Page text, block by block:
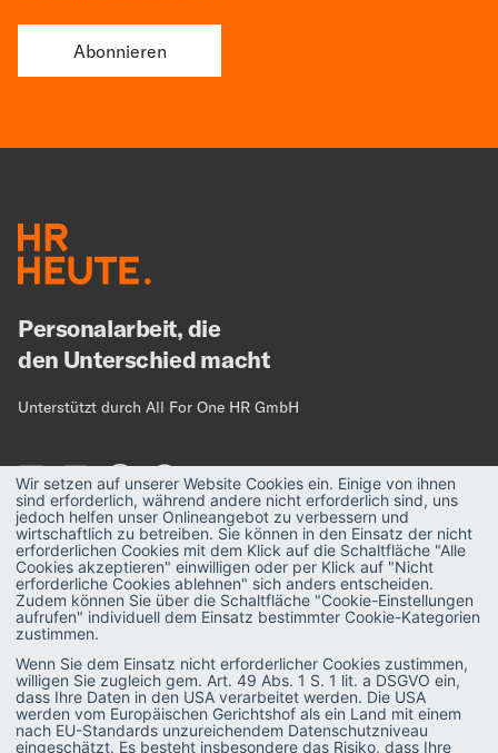
Wir setzen auf unserer Website Cookies ein. Einige von ihnen
sind erforderlich, während andere nicht erforderlich sind, uns
jedoch helfen unser Onlineangebot zu verbessern und
wirtschaftlich zu betreiben. Sie können in den Einsatz der nicht
erforderlichen Cookies mit dem Klick auf die Schaltfläche "Alle
Cookies akzeptieren" einwilligen oder per Klick auf "Nicht
erforderliche Cookies ablehnen" sich anders entscheiden.
Zudem können Sie über die Schaltfläche "Cookie-Einstellungen
aufrufen" individuell dem Einsatz bestimmter Cookie-Kategorien
zustimmen.
Wenn Sie dem Einsatz nicht erforderlicher Cookies zustimmen,
willigen Sie zugleich gem. Art. 49 Abs. 1 S. 1 lit. a DSGVO ein,
dass Ihre Daten in den USA verarbeitet werden. Die USA
werden vom Europäischen Gerichtshof als ein Land mit einem
nach EU-Standards unzureichendem Datenschutzniveau
eingeschätzt. Es besteht insbesondere das Risiko, dass Ihre
Personalarbeit, die
den Unterschied macht
Unterstützt durch All For One HR GmbH
MAGAZIN
PODCAST
GLOSSAR
E-BOOKS
VIDEOS
Strategie
Recruiting
Administration
SAP-Praxis